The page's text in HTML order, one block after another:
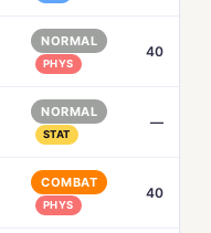
NORMAL
PHYS
40
NORMAL
STAT
—
COMBAT
PHYS
40